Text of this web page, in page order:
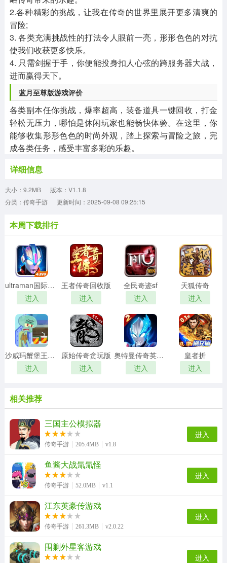
2.各种精彩的挑战，让我在传奇的世界里展开更多清爽的
冒险;
3. 各类充满挑战性的打法令人眼前一亮，形形色色的对抗
使我们收获更多快乐。
4. 只需剑握于手，你便能投身扣人心弦的跨服务器大战，
进而赢得天下。
蓝月至尊版游戏评价
各类副本任你挑战，爆率超高，装备道具一键回收，打金
轻松无压力，哪怕是休闲玩家也能畅快体验。在这里，你
能够收集形形色色的时尚外观，踏上探索与冒险之旅，完
成各类任务，感受丰富多彩的乐趣。
详细信息
大小：9.2MB
版本：V1.1.8
分类：传奇手游
更新时间：2025-09-08 09:25:15
本周下载排行
ultraman国际服内购8.0
进入
王者传奇回收版
进入
全民奇迹sf
进入
天狐传奇
进入
沙威玛蟹堡王传奇
进入
原始传奇贪玩版
进入
奥特曼传奇英雄2
进入
皇者折
进入
相关推荐
三国主公模拟器
传奇手游 205.4MB v1.8
进入
鱼酱大战氚氚怪
传奇手游 52.0MB v1.1
进入
江东英豪传游戏
传奇手游 261.3MB v2.0.22
进入
围剿外星客游戏
进入